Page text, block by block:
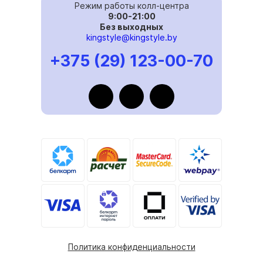
Режим работы колл-центра
9:00-21:00
Без выходных
kingstyle@kingstyle.by
+375 (29) 123-00-70
Политика конфиденциальности